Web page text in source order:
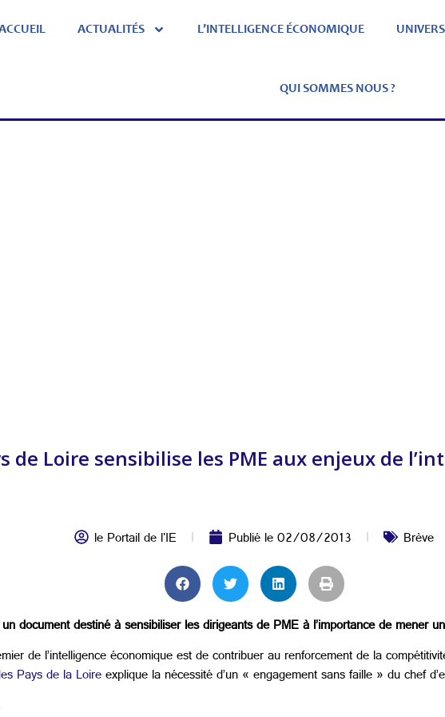
ACTUALITÉS L’INTELLIGENCE ÉCONOMIQUE UNIVERS
QUI SOMMES NOUS ?
de Loire sensibilise les PME aux enjeux de
le Portail de l'IE Publié le02/08/2013 Brève
document destiné à sensibiliser les dirigeants de PME à l’importance de mener
de l’intelligence économique est de contribuer au renforcement de la
Pays de la Loireexplique la nécessité d’un « engagement sans faille » du chef